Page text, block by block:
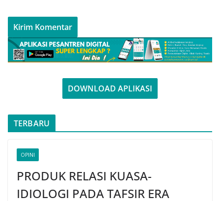
DOWNLOAD APLIKASI
TERBARU
OPINI
PRODUK RELASI KUASA-
IDIOLOGI PADA TAFSIR ERA